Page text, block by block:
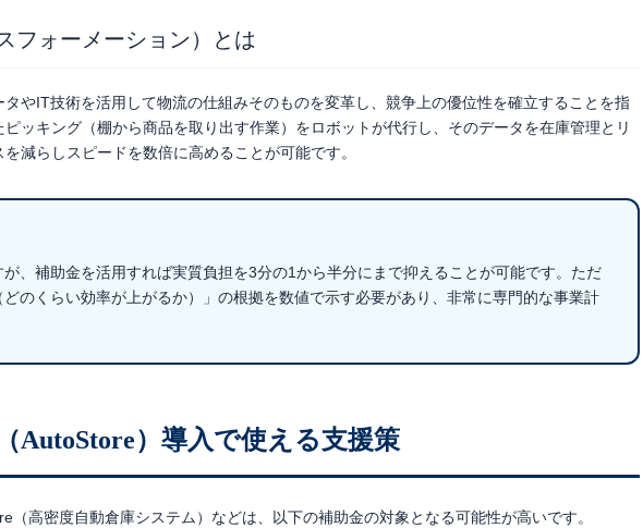
フォーメーション）とは
やIT技術を活用して物流の仕組みそのものを変革し、競争上の優位性を確立することを指
ッキング（棚から商品を取り出す作業）をロボットが代行し、そのデータを在庫管理とリ
減らしスピードを数倍に高めることが可能です。
、補助金を活用すれば実質負担を3分の1から半分にまで抑えることが可能です。ただ
どのくらい効率が上がるか）」 の根拠を数値で示す必要があり、非常に専門的な事業計
AutoStore）導入で使える支援策
（高密度自動倉庫システム） などは、以下の補助金の対象となる可能性が高いです。